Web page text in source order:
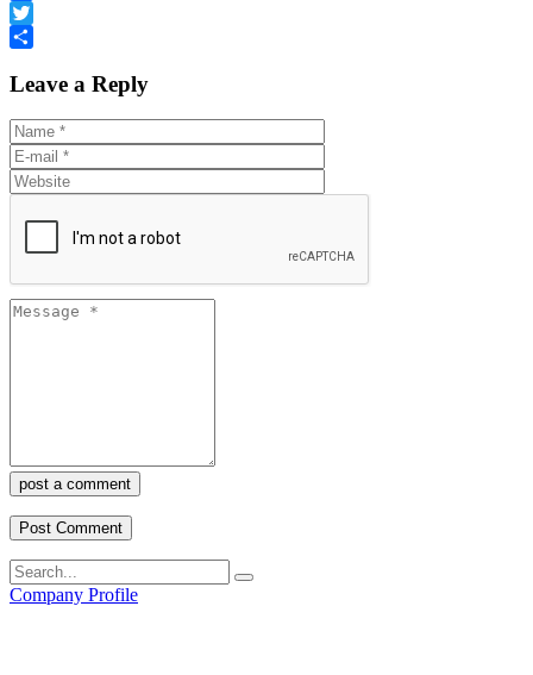
Facebook
Twitter
Leave a Reply
post a comment
Company Profile